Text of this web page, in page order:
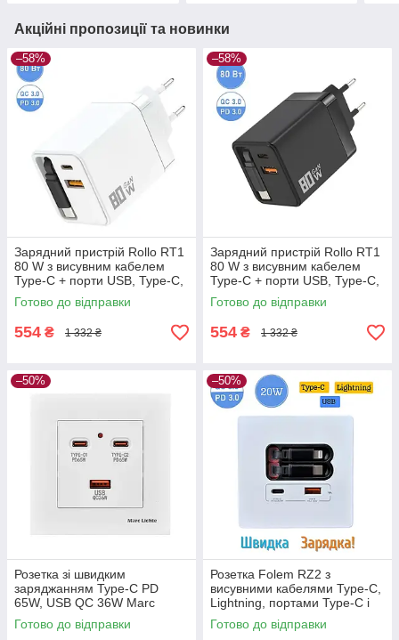
Акційні пропозиції та новинки
–58%
Зарядний пристрій Rollo RT1
80 W з висувним кабелем
Type-C + порти USB, Type-C,
швидке заряджання PD, QC
— Білий
Готово до відправки
554 ₴ 1 332 ₴
–58%
Зарядний пристрій Rollo RT1
80 W з висувним кабелем
Type-C + порти USB, Type-C,
швидке заряджання PD, QC
— Чорний
Готово до відправки
554 ₴ 1 332 ₴
–50%
Розетка зі швидким
заряджанням Type-C PD
65W, USB QC 36W Marc
Lichte — Білий
Готово до відправки
–50%
Розетка Folem RZ2 з
висувними кабелями Type-C,
Lightning, портами Type-C і
USB, швидке заряджання
20W PD3.0 QC3.0 — Білий
Готово до відправки